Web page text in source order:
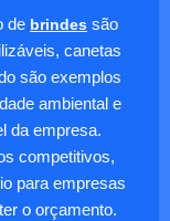
de brindes são
canetas
são exemplos
ambiental e
da empresa.
competitivos,
para empresas
o orçamento.